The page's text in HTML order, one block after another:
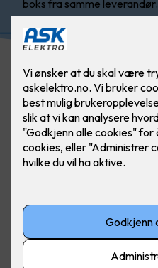
boks fra samme leverandør.